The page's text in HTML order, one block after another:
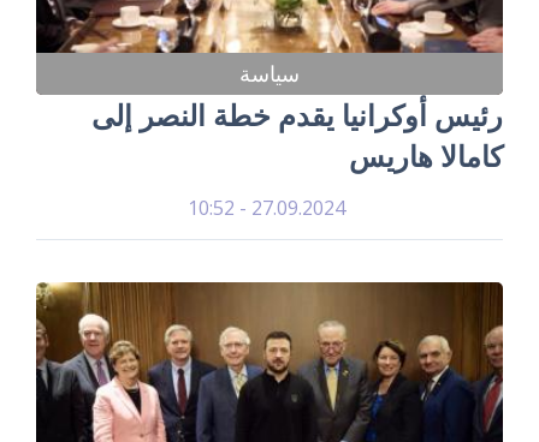
سياسة
رئيس أوكرانيا يقدم خطة النصر إلى
كامالا هاريس
27.09.2024 - 10:52